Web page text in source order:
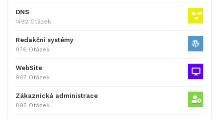
DNS
1492 Otázek
Redakční systémy
976 Otázek
WebSite
907 Otázek
Zákaznická administrace
895 Otázek